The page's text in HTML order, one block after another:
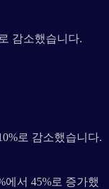
감소했습니다.
로 감소했습니다.
에서 45%로 증가했